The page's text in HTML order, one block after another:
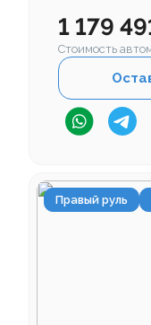
1 179
Стоимость
Правый руль